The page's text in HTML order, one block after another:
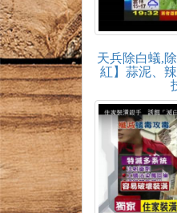
天兵除白蟻,
紅】蒜泥、